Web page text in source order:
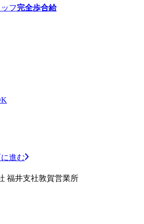
フ完全歩合給
進む
福井支社敦賀営業所